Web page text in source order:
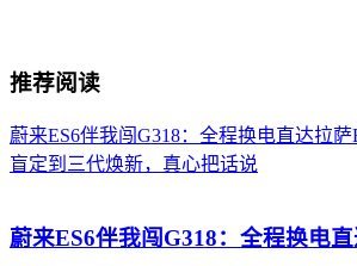
推荐阅读
蔚来ES6伴我闯G318：全程换电直达拉萨
盲定到三代焕新，真心把话说
蔚来ES6伴我闯G318：全程换电